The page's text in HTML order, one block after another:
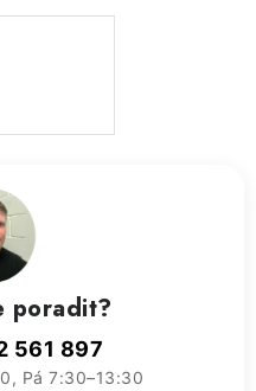
poradit?
561 897
Pá 7:30–13:30